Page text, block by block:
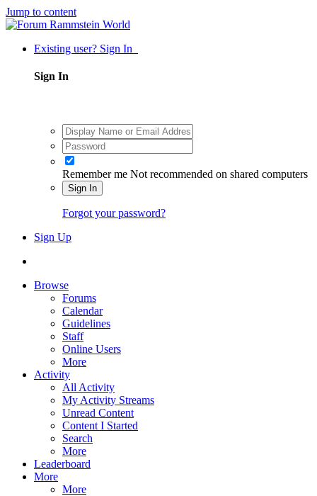
Jump to content
Existing user? Sign In
Sign In
Remember me Not recommended on shared computers
Sign In
Forgot your password?
Sign Up
Browse
Forums
Calendar
Guidelines
Staff
Online Users
More
Activity
All Activity
My Activity Streams
Unread Content
Content I Started
Search
More
Leaderboard
More
More